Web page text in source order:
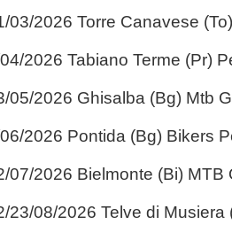
03/2026 Torre Canavese
2026 Tabiano Terme (Pr)
05/2026 Ghisalba (Bg) Mtb
2026 Pontida (Bg) Bikers
07/2026 Bielmonte (Bi) MTB
23/08/2026 Telve di